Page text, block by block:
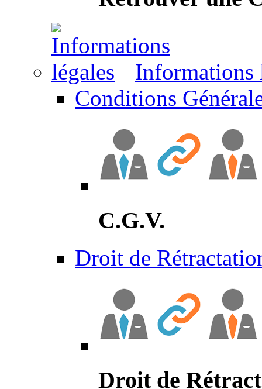
Informations
Conditions
C.G.V.
Droit de
Droit de